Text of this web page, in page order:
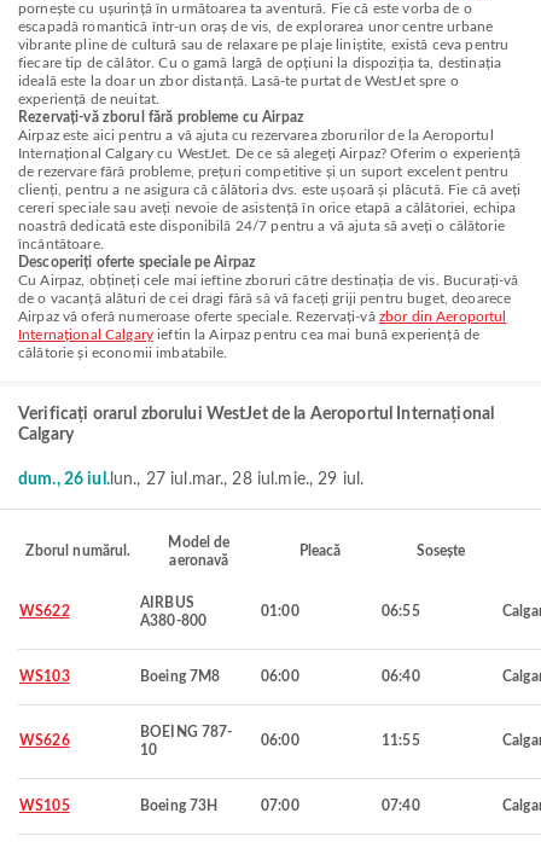
pornește cu ușurință în următoarea ta aventură. Fie că este vorba de o
escapadă romantică într-un oraș de vis, de explorarea unor centre urbane
vibrante pline de cultură sau de relaxare pe plaje liniștite, există ceva pentru
fiecare tip de călător. Cu o gamă largă de opțiuni la dispoziția ta, destinația
ideală este la doar un zbor distanță. Lasă-te purtat de WestJet spre o
experiență de neuitat.
Rezervați-vă zborul fără probleme cu Airpaz
Airpaz este aici pentru a vă ajuta cu rezervarea zborurilor de la Aeroportul
Internațional Calgary cu WestJet. De ce să alegeți Airpaz? Oferim o experiență
de rezervare fără probleme, prețuri competitive și un suport excelent pentru
clienți, pentru a ne asigura că călătoria dvs. este ușoară și plăcută. Fie că aveți
cereri speciale sau aveți nevoie de asistență în orice etapă a călătoriei, echipa
noastră dedicată este disponibilă 24/7 pentru a vă ajuta să aveți o călătorie
încântătoare.
Descoperiți oferte speciale pe Airpaz
Cu Airpaz, obțineți cele mai ieftine zboruri către destinația de vis. Bucurați-vă
de o vacanță alături de cei dragi fără să vă faceți griji pentru buget, deoarece
Airpaz vă oferă numeroase oferte speciale. Rezervați-vă zbor din Aeroportul
Internațional Calgaryieftin la Airpaz pentru cea mai bună experiență de
călătorie și economii imbatabile.
Verificați orarul zborului WestJet de la Aeroportul Internațional
Calgary
dum., 26 iul.lun., 27 iul.mar., 28 iul.mie., 29 iul.
Zborul numărul.
Model de
aeronavă
Pleacă Sosește
WS622
AIRBUS
A380-800
01:00 06:55
WS103 Boeing 7M8 06:00 06:40
WS626
BOEING 787-
10
06:00 11:55
WS105 Boeing 73H 07:00 07:40